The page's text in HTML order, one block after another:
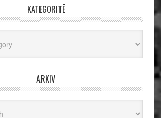
KATEGORITË
ARKIV